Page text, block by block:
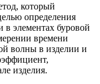
который
определения
в элементах буровой
времени
волны в изделии и
изделия.